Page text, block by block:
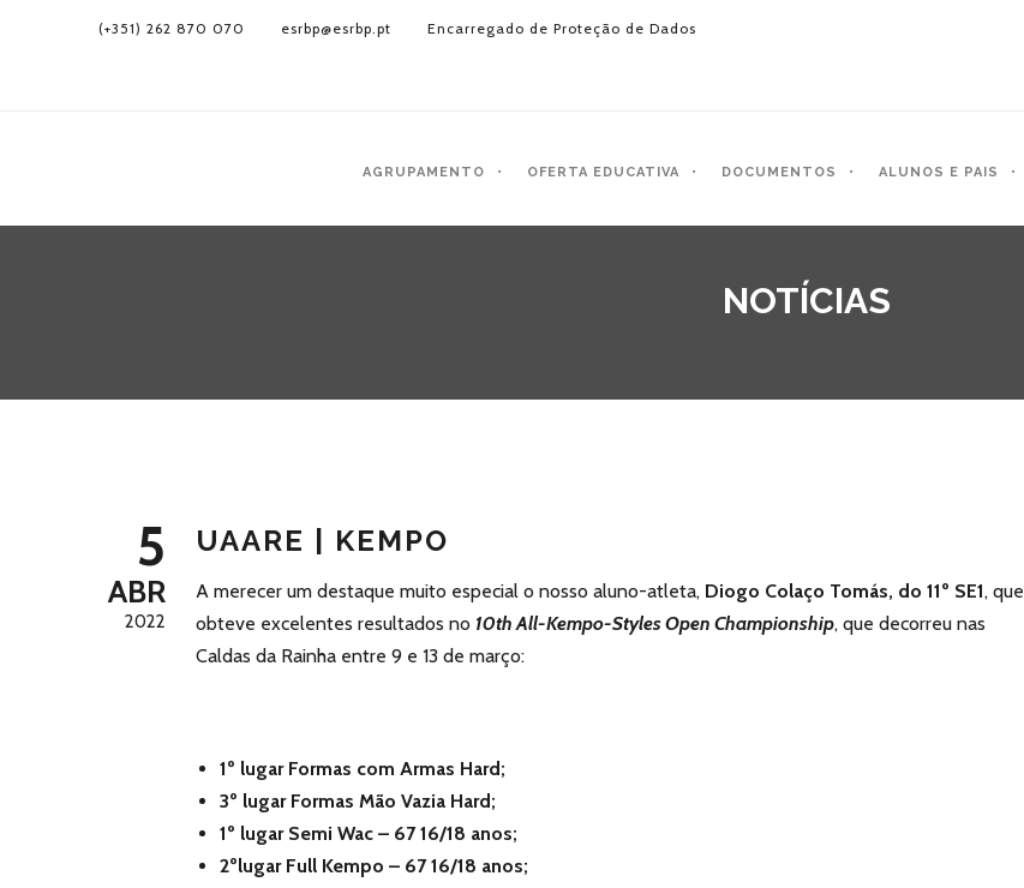
(+351) 262 870 070 esrbp@esrbp.pt Encarregado de Proteção de Dados
AGRUPAMENTO OFERTA EDUCATIVA DOCUMENTOS ALUNOS E PAIS
NOTÍCIAS
5
ABR
2022
UAARE | KEMPO
A merecer um destaque muito especial o nosso aluno-atleta, Diogo Colaço Tomás, do 11º SE1, que
obteve excelentes resultados no 10th All-Kempo-Styles Open Championship, que decorreu nas
Caldas da Rainha entre 9 e 13 de março:
1º lugar Formas com Armas Hard;
3º lugar Formas Mão Vazia Hard;
1º lugar Semi Wac – 67 16/18 anos;
2ºlugar Full Kempo – 67 16/18 anos;